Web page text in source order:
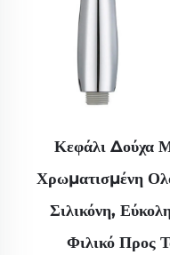
Κεφάλι Δούχα
Χρωματισμένη
Σιλικόνη,
Φιλικό Προς